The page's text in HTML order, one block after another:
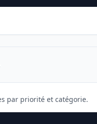
par priorité et catégorie.